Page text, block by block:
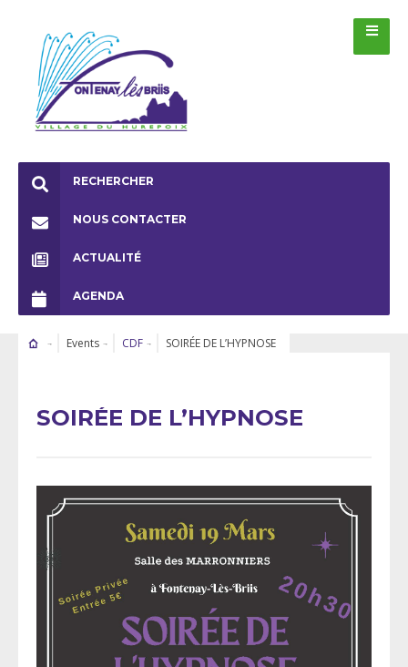
RECHERCHER
NOUS CONTACTER
ACTUALITÉ
AGENDA
Events CDF SOIRÉE DE L’HYPNOSE
SOIRÉE DE L’HYPNOSE